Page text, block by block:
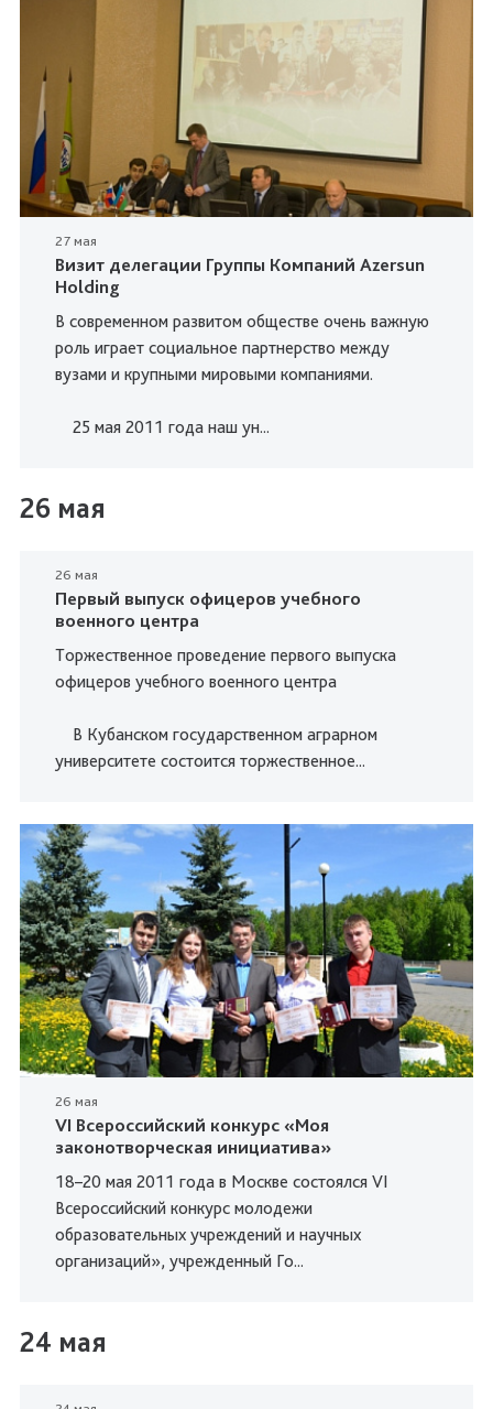
27 мая
Визит делегации Группы Компаний Azersun
Holding
В современном развитом обществе очень важную
роль играет социальное партнерство между
вузами и крупными мировыми компаниями.
25 мая 2011 года наш ун...
26 мая
26 мая
Первый выпуск офицеров учебного
военного центра
Торжественное проведение первого выпуска
офицеров учебного военного центра
В Кубанском государственном аграрном
университете состоится торжественное...
26 мая
VI Всероссийский конкурс «Моя
законотворческая инициатива»
18–20 мая 2011 года в Москве состоялся VI
Всероссийский конкурс молодежи
образовательных учреждений и научных
организаций», учрежденный Го...
24 мая